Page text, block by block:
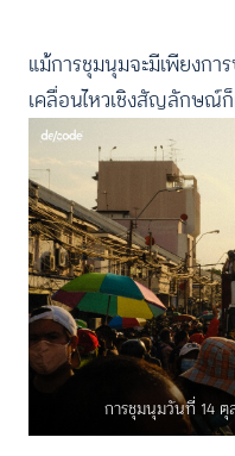
แม้การชุมนุมจะมีเพียงกา
เคลื่อนไหวเชิงสัญลักษณ์
การชุมนุมวันที่ 14